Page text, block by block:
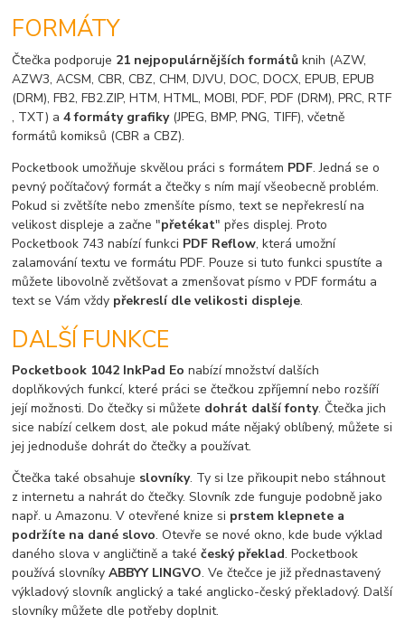
FORMÁTY
Čtečka podporuje 21 nejpopulárnějších formátů knih (AZW,
AZW3, ACSM, CBR, CBZ, CHM, DJVU, DOC, DOCX, EPUB, EPUB
(DRM), FB2, FB2.ZIP, HTM, HTML, MOBI, PDF, PDF (DRM), PRC, RTF
, TXT) a4 formáty grafiky(JPEG, BMP, PNG, TIFF), včetně
formátů komiksů (CBR a CBZ).
Pocketbook umožňuje skvělou práci s formátem PDF. Jedná se o
pevný počítačový formát a čtečky s ním mají všeobecně problém.
Pokud si zvětšíte nebo zmenšíte písmo, text se nepřekreslí na
velikost displeje a začne "přetékat" přes displej. Proto
Pocketbook 743 nabízí funkci PDF Reflow, která umožní
zalamování textu ve formátu PDF. Pouze si tuto funkci spustíte a
můžete libovolně zvětšovat a zmenšovat písmo v PDF formátu a
text se Vám vždy překreslí dle velikosti displeje.
DALŠÍ FUNKCE
Pocketbook 1042 InkPad Eo nabízí množství dalších
doplňkových funkcí, které práci se čtečkou zpříjemní nebo rozšíří
její možnosti. Do čtečky si můžete dohrát další fonty. Čtečka jich
sice nabízí celkem dost, ale pokud máte nějaký oblíbený, můžete si
jej jednoduše dohrát do čtečky a používat.
Čtečka také obsahuje slovníky. Ty si lze přikoupit nebo stáhnout
z internetu a nahrát do čtečky. Slovník zde funguje podobně jako
např. u Amazonu. V otevřené knize si prstem klepnete a
podržíte na dané slovo. Otevře se nové okno, kde bude výklad
daného slova v angličtině a takéčeský překlad. Pocketbook
používá slovníkyABBYY LINGVO. Ve čtečce je již přednastavený
výkladový slovník anglický a také anglicko-český překladový. Další
slovníky můžete dle potřeby doplnit.